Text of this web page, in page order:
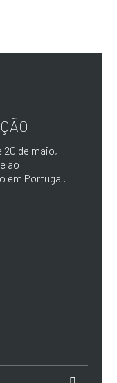
20 de maio,
ao
em Portugal.